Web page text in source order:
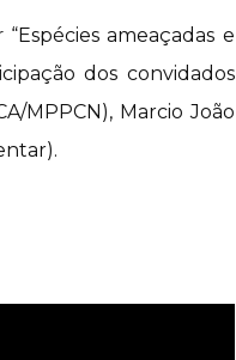
“Espécies ameaçadas e
dos convidados
MPPCN), Marcio João